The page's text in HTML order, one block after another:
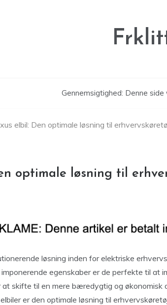
Gennemsigtighed: Denne side
elbil: Den optimale løsning til
optimale løsning til
løsning inden for elektriske
egenskaber er de perfekte til at
at skifte til en mere bæredygtig og økonomisk
er den optimale løsning til